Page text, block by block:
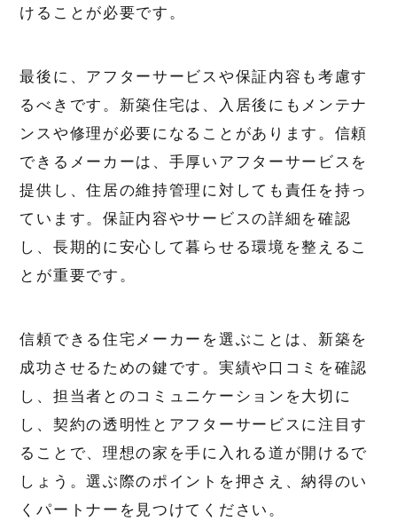
けることが必要です。
最後に、アフターサービスや保証内容も考慮す
るべきです。新築住宅は、入居後にもメンテナ
ンスや修理が必要になることがあります。信頼
できるメーカーは、手厚いアフターサービスを
提供し、住居の維持管理に対しても責任を持っ
ています。保証内容やサービスの詳細を確認
し、長期的に安心して暮らせる環境を整えるこ
とが重要です。
信頼できる住宅メーカーを選ぶことは、新築を
成功させるための鍵です。実績や口コミを確認
し、担当者とのコミュニケーションを大切に
し、契約の透明性とアフターサービスに注目す
ることで、理想の家を手に入れる道が開けるで
しょう。選ぶ際のポイントを押さえ、納得のい
くパートナーを見つけてください。